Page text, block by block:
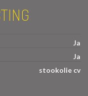
Ja
Ja
stookolie cv